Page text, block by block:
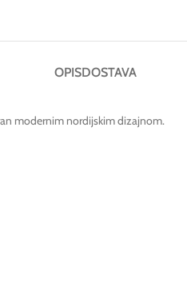
OPISDOSTAVA
modernim nordijskim dizajnom.